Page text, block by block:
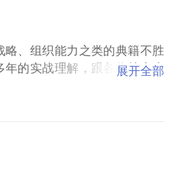
略、组织能力之类的典籍不胜
年的实战理解，跟各位就中小
相关，要从时间和空间两个维
业务深度结合起来，擅用数据
展开全部